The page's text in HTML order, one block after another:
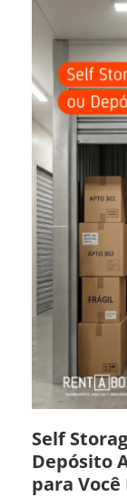
Self
Depósito
para Você